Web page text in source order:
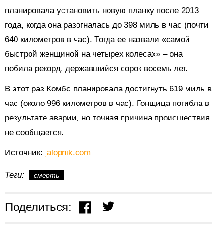
планировала установить новую планку после 2013
года, когда она разогналась до 398 миль в час (почти
640 километров в час). Тогда ее назвали «самой
быстрой женщиной на четырех колесах» – она
побила рекорд, державшийся сорок восемь лет.
В этот раз Комбс планировала достигнуть 619 миль в
час (около 996 километров в час). Гонщица погибла в
результате аварии, но точная причина происшествия
не сообщается.
Источник: jalopnik.com
Теги: смерть
Поделиться: